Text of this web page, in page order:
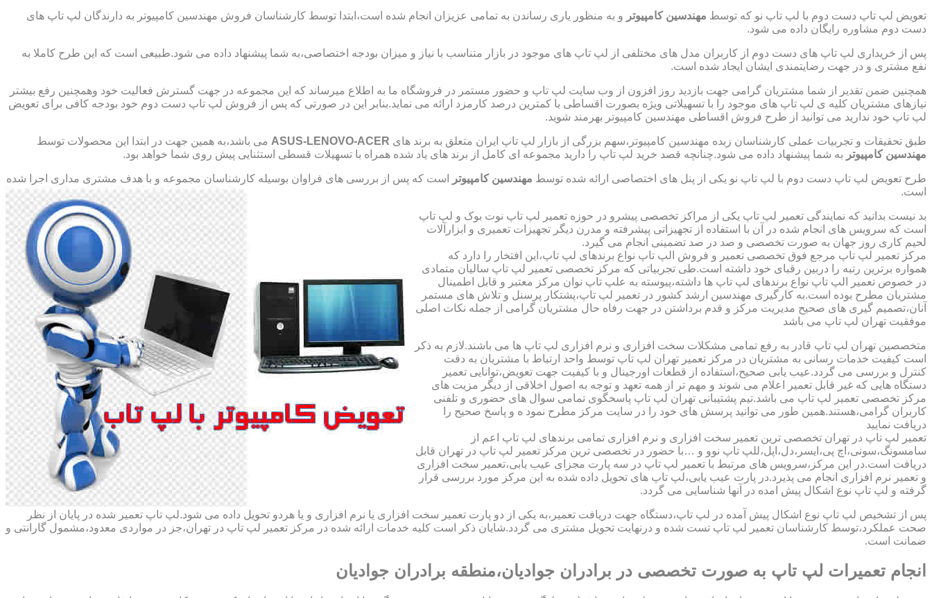
تعویض لپ تاپ دست دوم با لپ تاپ نو که توسط مهندسین کامپیوتر و به منظور یاری رساندن به تمامی عزیزان انجام شده است،ابتدا توسط کارشناسان فروش مهندسین کامپیوتر به دارندگان لپ تاپ های
دست دوم مشاوره رایگان داده می شود.
پس از خریداری لپ تاپ های دست دوم از کاربران مدل های مختلفی از لپ تاپ های موجود در بازار متناسب با نیاز و میزان بودجه اختصاصی،به شما پیشنهاد داده می شود.طبیعی است که این طرح کاملا به
نفع مشتری و در جهت رضایتمندی ایشان ایجاد شده است.
همچنین ضمن تقدیر از شما مشتریان گرامی جهت بازدید روز افزون از وب سایت لپ تاپ و حضور مستمر در فروشگاه ما به اطلاع میرساند که این مجموعه در جهت گسترش فعالیت خود وهمچنین رفع بیشتر
نیازهای مشتریان کلیه ی لپ تاپ های موجود را با تسهیلاتی ویژه بصورت اقساطی با کمترین درصد کارمزد ارائه می نماید.بنابر این در صورتی که پس از فروش لپ تاپ دست دوم خود بودجه کافی برای تعویض
لپ تاپ خود ندارید می توانید از طرح فروش اقساطی مهندسین کامپیوتر بهرمند شوید.
طبق تحقیقات و تجربیات عملی کارشناسان زبده مهندسین کامپیوتر،سهم بزرگی از بازار لپ تاپ ایران متعلق به برند های ASUS-LENOVO-ACER می باشد،به همین جهت در ابتدا این محصولات توسط
مهندسین کامپیوتر به شما پیشنهاد داده می شود.چنانچه قصد خرید لپ تاپ را دارید مجموعه ای کامل از برند های یاد شده همراه با تسهیلات قسطی استثنایی پیش روی شما خواهد بود.
طرح تعویض لپ تاپ دست دوم با لپ تاپ نو یکی از پنل های اختصاصی ارائه شده توسط مهندسین کامپیوتر
است که پس از بررسی های فراوان بوسیله کارشناسان مجموعه و با هدف مشتری مداری اجرا شده
است.
بد نیست بدانید که نمایندگی تعمیر لپ تاپ یکی از مراکز تخصصی پیشرو در حوزه تعمیر لپ تاپ نوت بوک و لپ تاپ
است که سرویس های انجام شده در آن با استفاده از تجهیزاتی پیشرفته و مدرن دیگر تجهیزات تعمیری و ابزارآلات
لحیم کاری روز جهان به صورت تخصصی و صد در صد تضمینی انجام می گیرد.
مرکز تعمیر لپ تاپ مرجع فوق تخصصی تعمیر و فروش الپ تاپ نواع برندهای لپ تاپ،این افتخار را دارد که
همواره برترین رتبه را دربین رقبای خود داشته است.طی تجربیاتی که مرکز تخصصی تعمیر لپ تاپ سالیان متمادی
در خصوص تعمیر الپ تاپ نواع برندهای لپ تاپ ها داشته،پیوسته به علپ تاپ نوان مرکز معتبر و قابل اطمینال
مشتریان مطرح بوده است.به کارگیری مهندسین ارشد کشور در تعمیر لپ تاپ،پشتکار پرسنل و تلاش های مستمر
آنان،تصمیم گیری های صحیح مدیریت مرکز و قدم برداشتن در جهت رفاه حال مشتریان گرامی از جمله نکات اصلی
موفقیت تهران لپ تاپ می باشد
متخصصین تهران لپ تاپ قادر به رفع تمامی مشکلات سخت افزاری و نرم افزاری لپ تاپ ها می باشند.لازم به ذکر
است کیفیت خدمات رسانی به مشتریان در مرکز تعمیر تهران لپ تاپ توسط واحد ارتباط با مشتریان به دقت
کنترل و بررسی می گردد.عیب یابی صحیح،استفاده از قطعات اورجینال و با کیفیت جهت تعویض،توانایی تعمیر
دستگاه هایی که غیر قابل تعمیر اعلام می شوند و مهم تر از همه تعهد و توجه به اصول اخلاقی از دیگر مزیت های
مرکز تخصصی تعمیر لپ تاپ می باشد.تیم پشتیبانی تهران لپ تاپ پاسخگوی تمامی سوال های حضوری و تلفنی
کاربران گرامی،هستند.همین طور می توانید پرسش های خود را در سایت مرکز مطرح نمود ه و پاسخ صحیح را
دریافت نمایید
تعمیر لپ تاپ در تهران تخصصی ترین تعمیر سخت افزاری و نرم افزاری تمامی برندهای لپ تاپ اعم از
سامسونگ،سونی،اچ پی،ایسر،دل،اپل،للپ تاپ نوو و …با حضور در تخصصی ترین مرکز تعمیر لپ تاپ در تهران قابل
دریافت است.در این مرکز،سرویس های مرتبط با تعمیر لپ تاپ در سه پارت مجزای عیب یابی،تعمیر سخت افزاری
و تعمیر نرم افزاری انجام می پذیرد.در پارت عیب یابی،لپ تاپ های تحویل داده شده به این مرکز مورد بررسی قرار
گرفته و لپ تاپ نوع اشکال پیش امده در آنها شناسایی می گردد.
پس از تشخیص لپ تاپ نوع اشکال پیش آمده در لپ تاپ،دستگاه جهت دریافت تعمیر،به یکی از دو پارت تعمیر سخت افزاری یا نرم افزاری و یا هردو تحویل داده می شود.لپ تاپ تعمیر شده در پایان از نظر
صحت عملکرد،توسط کارشناسان تعمیر لپ تاپ تست شده و درنهایت تحویل مشتری می گردد.شایان ذکر است کلیه خدمات ارائه شده در مرکز تعمیر لپ تاپ در تهران،جز در مواردی معدود،مشمول گارانتی و
ضمانت است.
انجام تعمیرات لپ تاپ به صورت تخصصی در برادران جوادیان،منطقه برادران جوادیان